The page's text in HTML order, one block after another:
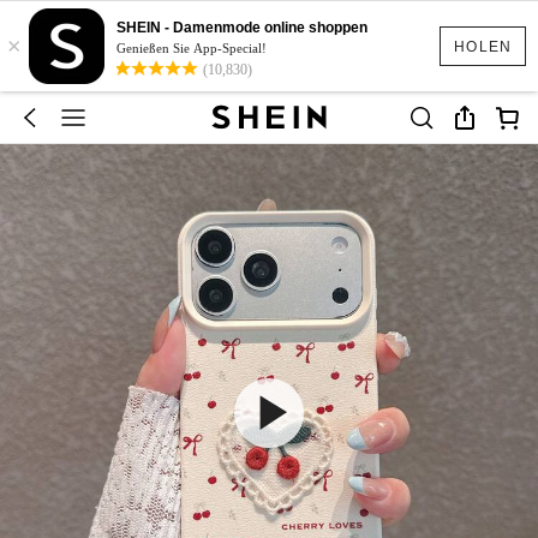
HOLEN
×
SHEIN - Damenmode online shoppen
Genießen Sie App-Special!
(10,830)